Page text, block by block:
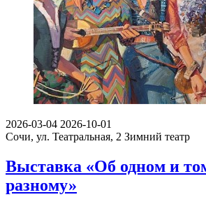
2026-03-04 2026-10-01
Сочи, ул. Театральная, 2 Зимний театр
Выставка «Об одном и
разному»